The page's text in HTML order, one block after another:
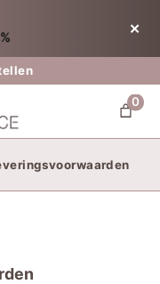
✕
0